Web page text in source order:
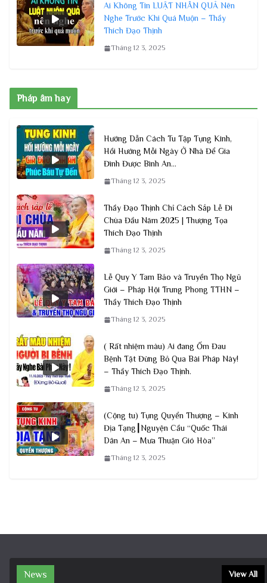
Ai Không Tin LUẬT NHÂN QUẢ Nên
Nghe Trước Khi Quá Muộn – Thầy
Thích Đạo Thịnh
Tháng 12 3, 2025
Pháp âm hay
Hướng Dẫn Cách Tu Tập Tụng Kinh,
Hồi Hướng Mỗi Ngày Ở Nhà Để Gia
Đình Được Bình An…
Tháng 12 3, 2025
Thầy Đạo Thịnh Chỉ Cách Sắp Lễ Đi
Chùa Đầu Năm 2025 | Thượng Tọa
Thích Đạo Thịnh
Tháng 12 3, 2025
Lễ Quy Y Tam Bảo và Truyền Thọ Ngũ
Giới – Pháp Hội Trung Phong TTHN –
Thầy Thích Đạo Thịnh
Tháng 12 3, 2025
( Rất nhiệm màu) Ai đang Ốm Đau
Bệnh Tật Đừng Bỏ Qua Bài Pháp Này!
– Thầy Thích Đạo Thịnh.
Tháng 12 3, 2025
(Cộng tu) Tụng Quyển Thượng – Kinh
Địa Tạng┃Nguyện Cầu “Quốc Thái
Dân An – Mưa Thuận Gió Hòa”
Tháng 12 3, 2025
News View All